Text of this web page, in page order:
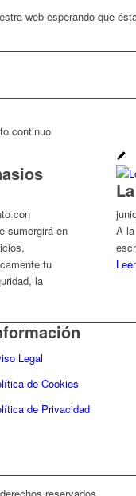
web esperando que
continuo
con
sumergirá en
tu
la
A
Legal
de Cookies
de Privacidad